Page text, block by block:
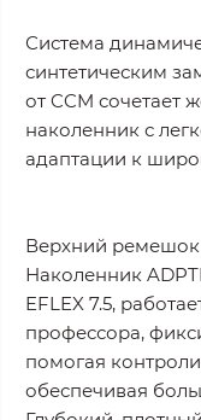
Система
синтетическим
от CCM сочетает
наколенник с
адаптации к
Верхний ремешок
Наколенник
EFLEX 7.5,
профессора,
помогая
обеспечивая